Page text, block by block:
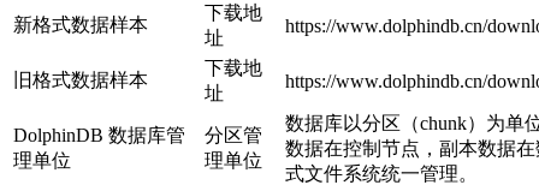
新格式数据样本
下载地
址
https://www.dolphindb.cn/
旧格式数据样本
下载地
址
https://www.dolphindb.cn/
DolphinDB 数据库管
理单位
分区管
理单位
数据库以分区（chunk）为单
数据在控制节点，副本数据
式文件系统统一管理。